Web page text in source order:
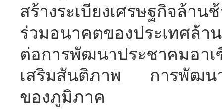
สร้างระเบียงเศรษฐกิจล้าน
ร่วมอนาคตของประเทศล้า
ต่อการพัฒนาประชาคมอ
เสริมสันติภาพ การพัฒนา
ของภูมิภาค